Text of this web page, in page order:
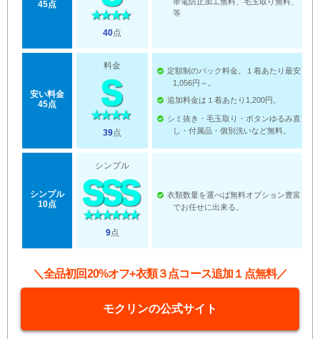
45点
40点
等
安い料金
45点
料金
39点
定額制のパック料金。１着あたり最安
1,056円～。
追加料金は１着あたり1,200円。
シミ抜き・毛玉取り・ボタンゆるみ直
し・付属品・個別洗いなど無料。
シンプル
10点
シンプル
9点
衣類数量を選べば無料オプション豊富
でお任せに出来る。
＼全品初回20%オフ+衣類３点コース追加１点無料／
モクリンの公式サイト